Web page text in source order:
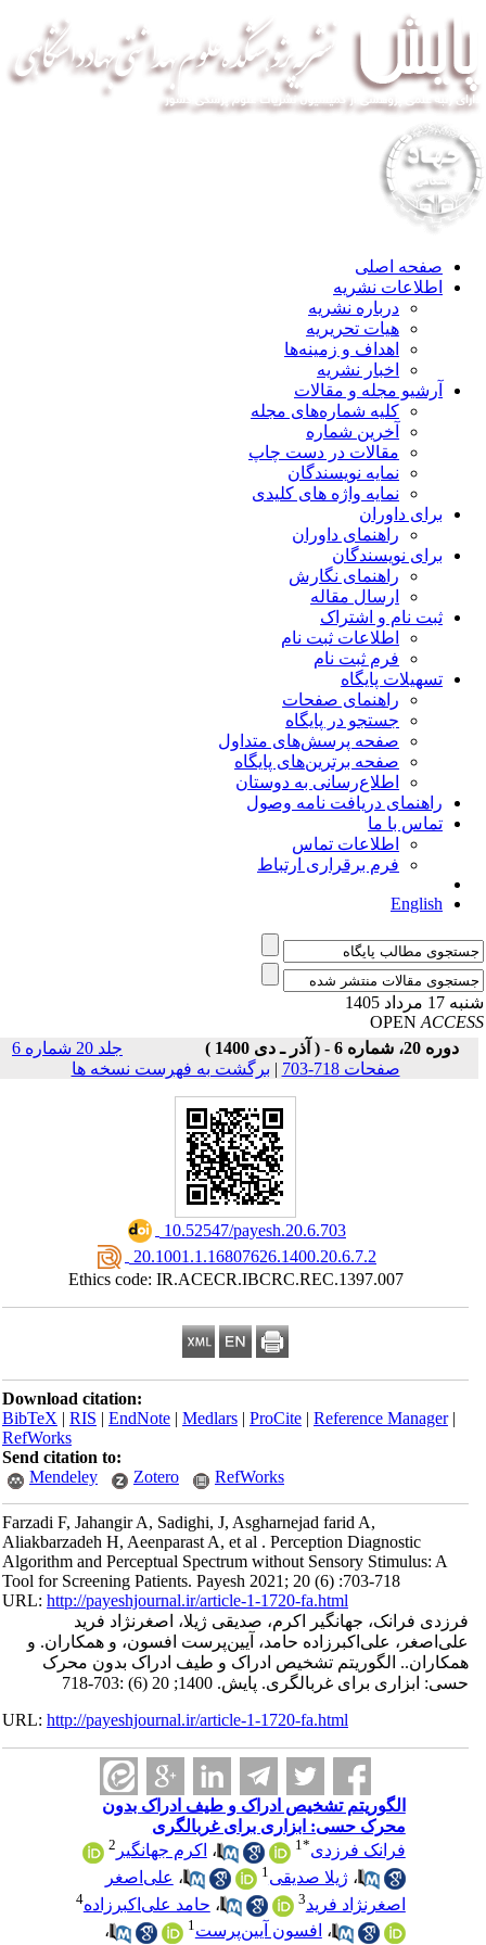
صفحه اصلی
اطلاعات نشریه
درباره نشریه
هیات تحریریه
اهداف و زمینه‌ها
اخبار نشریه
آرشیو مجله و مقالات
کلیه شماره‌های مجله
آخرین شماره
مقالات در دست چاپ
نمایه نویسندگان
نمایه واژه های کلیدی
برای داوران
راهنمای داوران
برای نویسندگان
راهنمای نگارش
ارسال مقاله
ثبت نام و اشتراک
اطلاعات ثبت نام
فرم ثبت نام
تسهیلات پایگاه
راهنمای صفحات
جستجو در پایگاه
صفحه پرسش‌های متداول
صفحه برترین‌های پایگاه
اطلاع‌رسانی به دوستان
راهنمای دریافت نامه وصول
تماس با ما
اطلاعات تماس
فرم برقراری ارتباط
English
مرداد 1405
OPEN
دوره 20، شماره 6 - ( آذر ـ دی 1400 )
جلد 20 شماره 6
صفحات 718-703
| برگشت به فهرست نسخه ها
‎ 10.52547/payesh.20.6.703
‎ 20.1001.1.16807626.1400.20.6.7.2
Ethics code: IR.ACECR.IBCRC.REC.1397.007
Download citation:
BibTeX|RIS|EndNote|Medlars|ProCite|Reference Manager
RefWorks
Send citation to:
Mendeley
Zotero RefWorks
Farzadi F, Jahangir A, Sadighi, J, Asgharnejad farid A,
Aliakbarzadeh H, Aeenparast A, et al . Perception Diagnostic
Algorithm and Perceptual Spectrum without Sensory Stimulus: A
Tool for Screening Patients. Payesh 2021; 20 (6) :703-718
URL:http://payeshjournal.ir/article-1-1720-fa.html
فرزدی فرانک، جهانگیر اکرم، صدیقی ژیلا، اصغرنژاد فرید
علی‌اصغر، علی‌اکبرزاده حامد‌، آیین‌پرست افسون، و همکاران. و
همکاران.. الگوریتم تشخیص ادراک و طیف ادراک بدون محرک
حسی: ابزاری برای غربالگری. پایش. 1400; 20 (6) :703-718
URL:http://payeshjournal.ir/article-1-1720-fa.html
الگوریتم تشخیص ادراک و طیف ادراک بدون
محرک حسی: ابزاری برای غربالگری
فرانک فرزدی*
1 ،اکرم جهانگیر
،ژیلا صدیقی ،علی‌اصغر
اصغرنژاد فرید
،حامد‌ علی‌اکبرزاده
،افسون آیین‌پرست ،